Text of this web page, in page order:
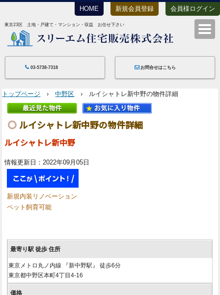
HOME 新規会員登録 会員様ログイン
東京23区 土地・戸建て・マンション・収益 お任せ下さい
03-5738-7318 お問合せはこちら
トップページ ›中野区 › ルイシャトレ新中野の物件詳細
ルイシャトレ新中野の物件詳細
ルイシャトレ新中野
情報更新日：2022年09月05日
新規内装リノベーション
ペット飼育可能
東京メトロ丸ノ内線 『新中野駅』 徒歩6分
東京都中野区本町4丁目4-16